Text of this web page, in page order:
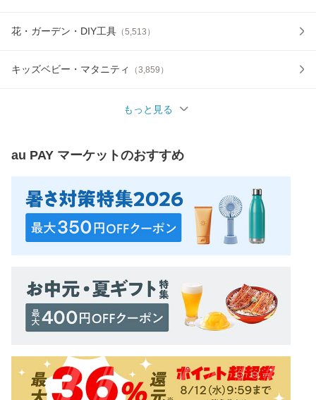
花・ガーデン・DIY工具 （5,513 ）
キッズベビー・マタニティ （3,859 ）
もっと見る
au PAY マーケットのおすすめ